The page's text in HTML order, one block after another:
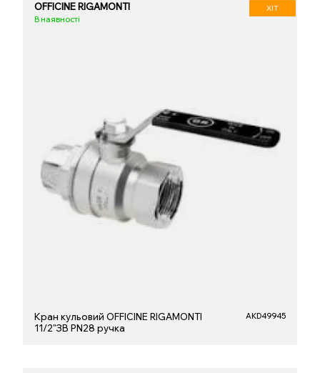
OFFICINE RIGAMONTI
В наявності
ХІТ
Кран кульовий OFFICINE RIGAMONTI
11/2"ЗВ PN28 ручка
AKD49945